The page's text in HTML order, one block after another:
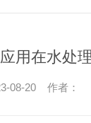
用在水处
08-20 作者：